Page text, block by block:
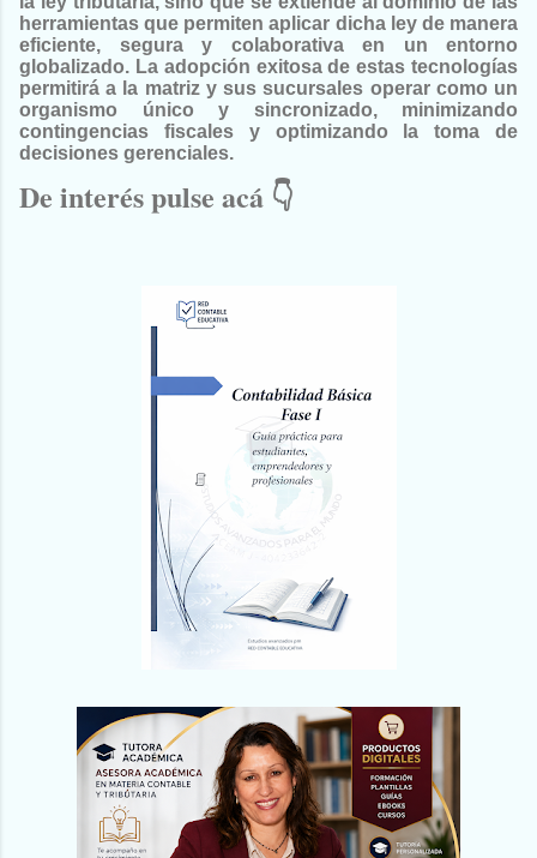
herramientas que permiten aplicar dicha ley de manera
eficiente, segura y colaborativa en un entorno
globalizado. La adopción exitosa de estas tecnologías
permitirá a la matriz y sus sucursales operar como un
organismo único y sincronizado, minimizando
contingencias fiscales y optimizando la toma de
decisiones gerenciales.
De interés pulse acá 👇